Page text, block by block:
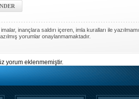
inançlara saldırı içeren, imla kuralları ile
yorumlar onaylanmamaktadır.
yorum eklenmemiştir.